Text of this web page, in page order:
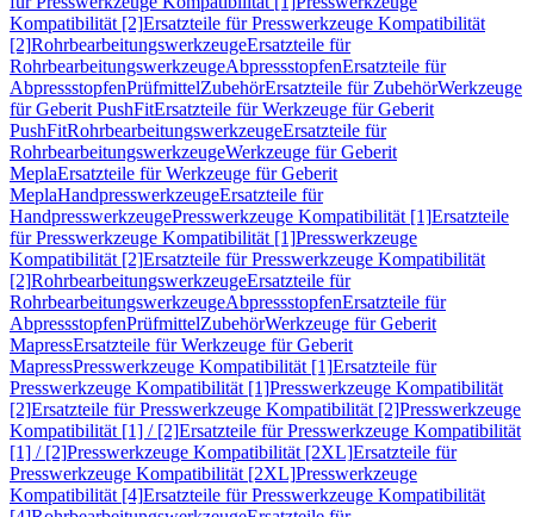
Kompatibilität [2]Ersatzteile für Presswerkzeuge Kompatibilität
[2]RohrbearbeitungswerkzeugeErsatzteile für
RohrbearbeitungswerkzeugeAbpressstopfenErsatzteile für
AbpressstopfenPrüfmittelZubehörErsatzteile für ZubehörWerkzeuge
für Geberit PushFitErsatzteile für Werkzeuge für Geberit
PushFitRohrbearbeitungswerkzeugeErsatzteile für
RohrbearbeitungswerkzeugeWerkzeuge für Geberit
MeplaErsatzteile für Werkzeuge für Geberit
MeplaHandpresswerkzeugeErsatzteile für
HandpresswerkzeugePresswerkzeuge Kompatibilität [1]Ersatzteile
für Presswerkzeuge Kompatibilität [1]Presswerkzeuge
Kompatibilität [2]Ersatzteile für Presswerkzeuge Kompatibilität
[2]RohrbearbeitungswerkzeugeErsatzteile für
RohrbearbeitungswerkzeugeAbpressstopfenErsatzteile für
AbpressstopfenPrüfmittelZubehörWerkzeuge für Geberit
MapressErsatzteile für Werkzeuge für Geberit
MapressPresswerkzeuge Kompatibilität [1]Ersatzteile für
Presswerkzeuge Kompatibilität [1]Presswerkzeuge Kompatibilität
[2]Ersatzteile für Presswerkzeuge Kompatibilität [2]Presswerkzeuge
Kompatibilität [1] / [2]Ersatzteile für Presswerkzeuge Kompatibilität
[1] / [2]Presswerkzeuge Kompatibilität [2XL]Ersatzteile für
Presswerkzeuge Kompatibilität [2XL]Presswerkzeuge
Kompatibilität [4]Ersatzteile für Presswerkzeuge Kompatibilität